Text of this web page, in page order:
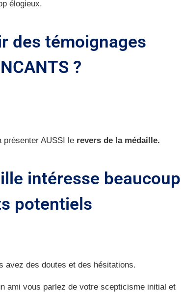
élogieux.
des témoignages
?
présenter AUSSI le revers de la médaille.
intéresse beaucoup
potentiels
avez des doutes et des hésitations.
ami vous parlez de votre scepticisme initial et